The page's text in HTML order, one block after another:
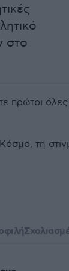
στο
πρώτοι όλες
τη